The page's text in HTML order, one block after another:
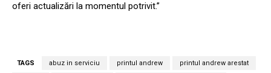
oferi actualizări la momentul potrivit.”
TAGS abuz in serviciu printul andrew printul andrew arestat